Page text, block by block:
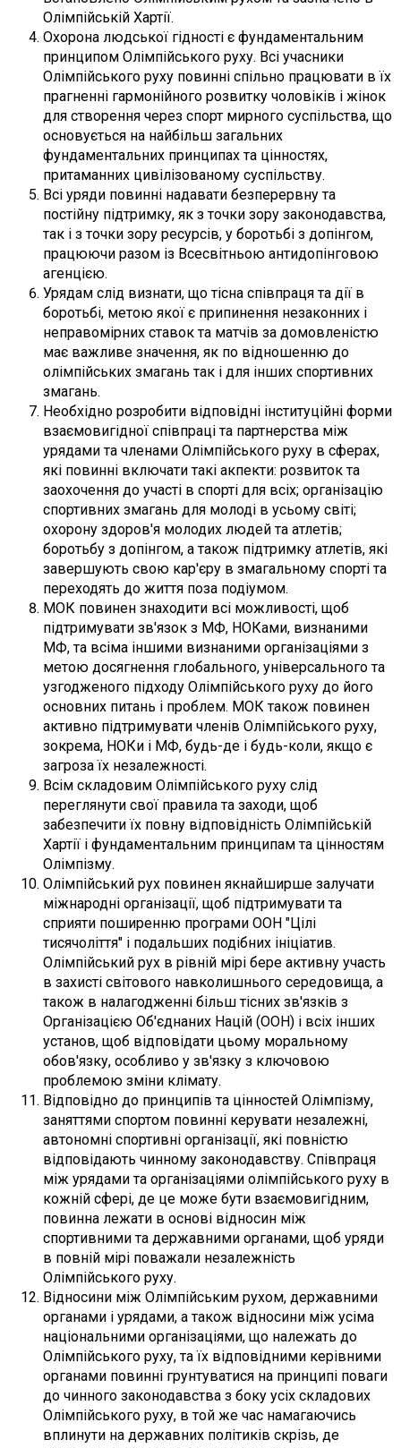
Олімпійській Хартії.
Охорона людської гідності є фундаментальним
принципом Олімпійського руху. Всі учасники
Олімпійського руху повинні спільно працювати в їх
прагненні гармонійного розвитку чоловіків і жінок
для створення через спорт мирного суспільства, що
основується на найбільш загальних
фундаментальних принципах та цінностях,
притаманних цивілізованому суспільству.
Всі уряди повинні надавати безперервну та
постійну підтримку, як з точки зору законодавства,
так і з точки зору ресурсів, у боротьбі з допінгом,
працюючи разом із Всесвітньою антидопінговою
агенцією.
Урядам слід визнати, що тісна співпраця та дії в
боротьбі, метою якої є припинення незаконних і
неправомірних ставок та матчів за домовленістю
має важливе значення, як по відношенню до
олімпійських змагань так і для інших спортивних
змагань.
Необхідно розробити відповідні інституційні форми
взаємовигідної співпраці та партнерства між
урядами та членами Олімпійського руху в сферах,
які повинні включати такі акпекти: розвиток та
заохочення до участі в спорті для всіх; організацію
спортивних змагань для молоді в усьому світі;
охорону здоров'я молодих людей та атлетів;
боротьбу з допінгом, а також підтримку атлетів, які
завершують свою кар'єру в змагальному спорті та
переходять до життя поза подіумом.
МОК повинен знаходити всі можливості, щоб
підтримувати зв'язок з МФ, НОКами, визнаними
МФ, та всіма іншими визнаними організаціями з
метою досягнення глобального, універсального та
узгодженого підходу Олімпійського руху до його
основних питань і проблем. МОК також повинен
активно підтримувати членів Олімпійського руху,
зокрема, НОКи і МФ, будь-де і будь-коли, якщо є
загроза їх незалежності.
Всім складовим Олімпійського руху слід
переглянути свої правила та заходи, щоб
забезпечити їх повну відповідність Олімпійській
Хартії і фундаментальним принципам та цінностям
Олімпізму.
Олімпійський рух повинен якнайширше залучати
міжнародні організації, щоб підтримувати та
сприяти поширенню програми ООН "Цілі
тисячоліття" і подальших подібних ініціатив.
Олімпійський рух в рівній мірі бере активну участь
в захисті світового навколишнього середовища, а
також в налагодженні більш тісних зв'язків з
Організацією Об'єднаних Націй (ООН) і всіх інших
установ, щоб відповідати цьому моральному
обов'язку, особливо у зв'язку з ключовою
проблемою зміни клімату.
Відповідно до принципів та цінностей Олімпізму,
заняттями спортом повинні керувати незалежні,
автономні спортивні організації, які повністю
відповідають чинному законодавству. Співпраця
між урядами та організаціями олімпійського руху в
кожній сфері, де це може бути взаємовигідним,
повинна лежати в основі відносин між
спортивними та державними органами, щоб уряди
в повній мірі поважали незалежність
Олімпійського руху.
Відносини між Олімпійським рухом, державними
органами і урядами, а також відносини між усіма
національними організаціями, що належать до
Олімпійського руху, та їх відповідними керівними
органами повинні грунтуватися на принципі поваги
до чинного законодавства з боку усіх складових
Олімпійського руху, в той же час намагаючись
вплинути на державних політиків скрізь, де